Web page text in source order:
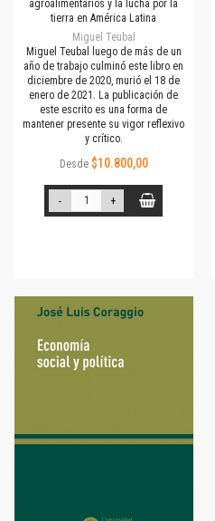
agroalimentarios y la lucha por la
tierra en América Latina
Miguel Teubal
Miguel Teubal luego de más de un
año de trabajo culminó este libro en
diciembre de 2020, murió el 18 de
enero de 2021. La publicación de
este escrito es una forma de
mantener presente su vigor reflexivo
y crítico.
Desde $10.800,00
- +